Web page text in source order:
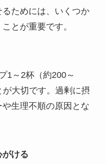
ためには、いくつか
とが重要です。
1～2杯（約200～
大切です。過剰に摂
生理不順の原因とな
ける